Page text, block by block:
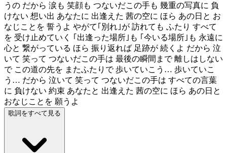
うの だから 涙も 笑顔も つないだこの手も 幾重の写真に 負
けない 想い出 あなたに 出逢えた 茜の空に ほら あの日と お
なじことを 誓うよ やがて｢別れ｣が 訪れても ふたり すべて
を 受け止めていく ｢出逢った場所｣も ｢今いる場所｣も 永遠に
心と 繋がっている ほら 振り返れば 足跡が 続くよ だから 泣
いて 笑って つないだこの手は 最後の瞬間まで 離しはしない
で この道の先を またふたりで 歩いていこう… 歩いていこ
う… だから 泣いて 笑って つないだこの手は すべての言葉
に 負けない 約束 あなたと 出逢えた 茜の空に ほら あの日と
おなじことを 願うよ
歌詞をすべて見る